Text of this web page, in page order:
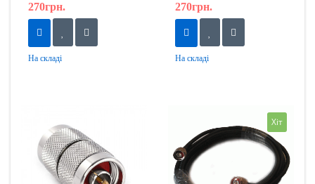
270грн.
На складі
270грн.
На складі
Хіт